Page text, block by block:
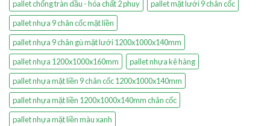
pallet chống tràn dầu - hóa chất 2 phuy
pallet mặt lưới 9 chân cốc
pallet nhựa 9 chân cốc mặt liền
pallet nhựa 9 chân gù mặt lưới 1200x1000x140mm
pallet nhựa 1200x1000x160mm
pallet nhựa kê hàng
pallet nhựa mặt liền 9 chân cốc 1200x1000x140mm
pallet nhựa mặt liền 1200x1000x140mm chân cốc
pallet nhựa mặt liền màu xanh